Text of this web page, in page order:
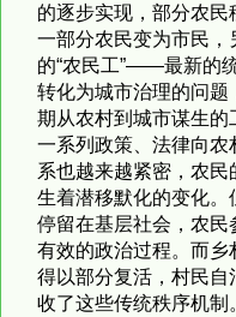
的逐步实现，部分农民
一部分农民变为市民
的“农民工”——最新的
转化为城市治理的问题
期从农村到城市谋生的
一系列政策、法律向农
系也越来越紧密，农
生着潜移默化的变化
停留在基层社会，农民
有效的政治过程。而
得以部分复活，村民自
收了这些传统秩序机制